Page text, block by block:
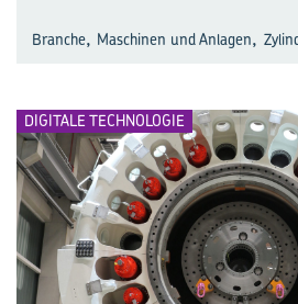
Branche, Maschinen und Anlagen,
DIGITALE TECHNOLOGIE